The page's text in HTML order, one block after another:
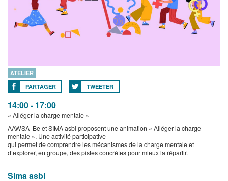
ATELIER
PARTAGER
TWEETER
14:00 - 17:00
« Alléger la charge mentale »
AAWSA Be et SIMA asbl proposent une animation « Alléger la charge
mentale ». Une activité participative
qui permet de comprendre les mécanismes de la charge mentale et
d’explorer, en groupe, des pistes concrètes pour mieux la répartir.
Sima asbl